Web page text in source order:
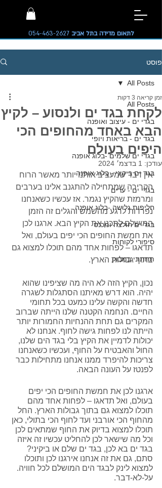
לתאום מדידה בתל אביב054-463-2627
פוסט
All Posts
בגדי ים - עיצוב ואופנה
בגד ים - בריאות ויופי
בגדי ים שלמים -בלוג אופנה
בגד ים ביקיני - בלוג אופנה
בגדי ים - ערים
חליפות גלישה -בלוג אופנה
בגד ים חולצה ומכנס
סיפורי לקוחות
תחתוני במבוק
All Posts
לקחת בגד ים ולנסוע – לקיץ
הבא באחד מהחופים הכי
היפים בעולם
זמן קריאה 3 דקות
עודכן: 1 בדצמ׳ 2024
אין דבר שמעציב אותנו יותר מאשר הרוח
הקרירה שמתחילה להתגנב אלינו בערבים
ומרמזת שהקיץ נגמר. אז עכשיו כשאנחנו
נפרדות לרגע מהשמש והגלים זה הזמן
המושלם לתכנן את הקיץ הבא. ארגנו לכן
את חמשת החופים הכי יפים בעולם, ואל
תדאגו – לפחות אחד מהם תוכלו למצוא גם
בתוך גבולות הארץ.
נכון, הקיץ הזה לא היה מה שציפינו שהוא
יהיה. הוא דרש מאיתנו הסתגלות לשגרה
חדשה והקשה עלינו כמעט בכל תחומי
החיים. הנחמה הקטנה שלנו הייתה שברוב
המקרים גם תחת ההנחיות החמורות יותר
הייתה לנו לפחות גישה לחוף. אנחנו לא
יכולות לדמיין את הקיץ בלי בגד הים שלנו,
החול והאבטיח על החוף, ועכשיו כשאנחנו
צריכות להיפרד ממנו אנחנו מתחילות כבר
לפנטז על העונה הבאה.
ארגנו לכן את חמשת החופים הכי יפים
בעולם, ואל תדאגו – לפחות אחד מהם
תוכלו למצוא גם בתוך גבולות הארץ. החל
מהחוף הכי אורבני ועד לחוף הכי בתולי, כאן
תוכלו למצוא בדיוק את החוף שמתאים לכן
וכל מה שישאר לכן להחליט עכשיו זה איזה
בגד ים בא לכן, בגד ים שלם או ביקיני?
סתם, גם את זה אנחנו אירגנו לכן ותוכלו
למצוא לינק לבגד הים המושלם לכל חוויה.
על-לא-דבר.